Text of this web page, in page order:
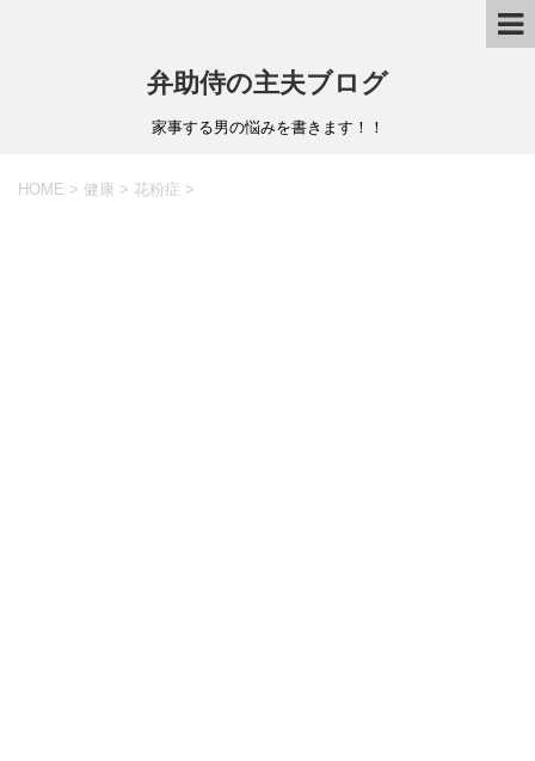
弁助侍の主夫ブログ
家事する男の悩みを書きます！！
HOME > 健康 > 花粉症 >